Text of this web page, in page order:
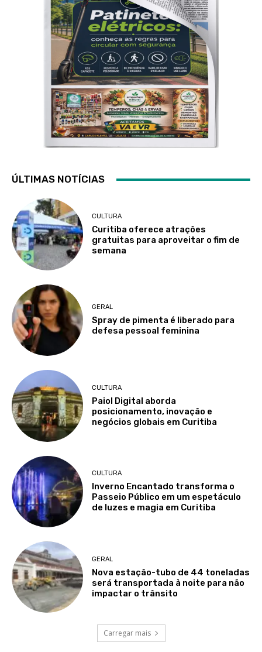
ÚLTIMAS NOTÍCIAS
CULTURA
Curitiba oferece atrações
gratuitas para aproveitar o fim de
semana
GERAL
Spray de pimenta é liberado para
defesa pessoal feminina
CULTURA
Paiol Digital aborda
posicionamento, inovação e
negócios globais em Curitiba
CULTURA
Inverno Encantado transforma o
Passeio Público em um espetáculo
de luzes e magia em Curitiba
GERAL
Nova estação-tubo de 44 toneladas
será transportada à noite para não
impactar o trânsito
Carregar mais